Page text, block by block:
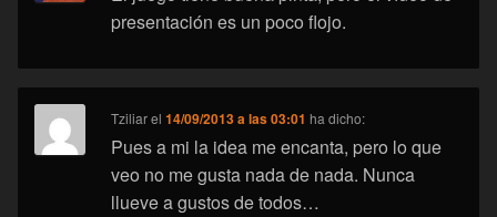
presentación es un poco flojo.
Tziliarel14/09/2013 a las 03:01 ha dicho:
Pues a mi la idea me encanta, pero lo que
veo no me gusta nada de nada. Nunca
llueve a gustos de todos…